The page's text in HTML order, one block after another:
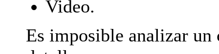
Video.
Es imposible analizar